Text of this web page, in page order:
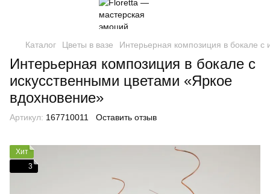
Каталог Цветы в вазе Интерьерная композиция в бокале с
Интерьерная композиция в бокале с
искусственными цветами «Яркое
вдохновение»
Артикул: 167710011 Оставить отзыв
Хит
3